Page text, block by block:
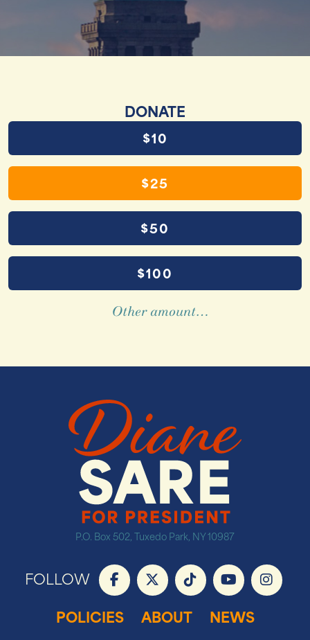
DONATE
$10
$25
$50
$100
Other amount…
P.O. Box 502, Tuxedo Park, NY 10987
FOLLOW
POLICIES
ABOUT NEWS